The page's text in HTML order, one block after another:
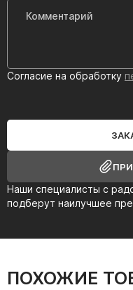
Наши специалисты с
подберут наилучшее
Согласие на обработку
ПОХОЖИЕ